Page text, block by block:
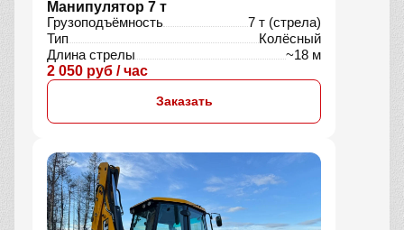
Манипулятор 7 т
Грузоподъёмность
7 т (стрела)
Тип
Колёсный
Длина стрелы
~18 м
2 050 руб / час
Заказать